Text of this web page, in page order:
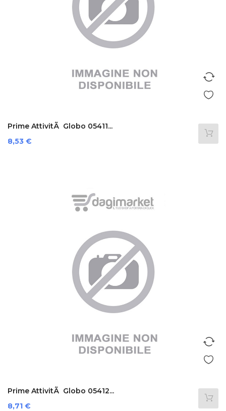
Prime AttivitÃ Globo 05411...
Prezzo
8,53 €
Prime AttivitÃ Globo 05412...
Prezzo
8,71 €